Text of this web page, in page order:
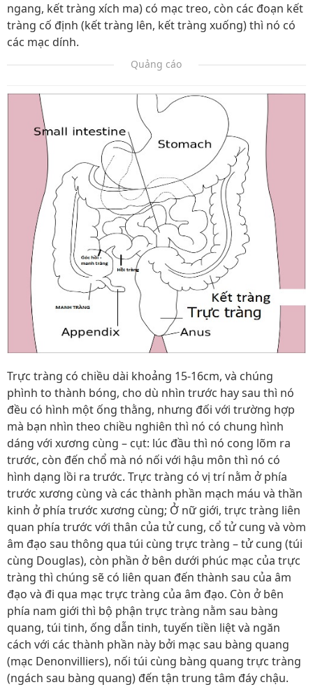
ngang, kết tràng xích ma) có mạc treo, còn các đoạn kết
tràng cố định (kết tràng lên, kết tràng xuống) thì nó có
các mạc dính.
Quảng cáo
Trực tràng có chiều dài khoảng 15-16cm, và chúng
phình to thành bóng, cho dù nhìn trước hay sau thì nó
đều có hình một ống thằng, nhưng đối với trường hợp
mà bạn nhìn theo chiều nghiên thì nó có chung hình
dáng với xương cùng – cụt: lúc đầu thì nó cong lõm ra
trước, còn đến chổ mà nó nối với hậu môn thì nó có
hình dạng lồi ra trước. Trực tràng có vị trí nằm ở phía
trước xương cùng và các thành phần mạch máu và thần
kinh ở phía trước xương cùng; Ở nữ giới, trực tràng liên
quan phía trước với thân của tử cung, cổ tử cung và vòm
âm đạo sau thông qua túi cùng trực tràng – tử cung (túi
cùng Douglas), còn phần ở bên dưới phúc mạc của trực
tràng thì chúng sẽ có liên quan đến thành sau của âm
đạo và đi qua mạc trực tràng của âm đạo. Còn ở bên
phía nam giới thì bộ phận trực tràng nằm sau bàng
quang, túi tinh, ống dẫn tinh, tuyến tiền liệt và ngăn
cách với các thành phần này bởi mạc sau bàng quang
(mạc Denonvilliers), nối túi cùng bàng quang trực tràng
(ngách sau bàng quang) đến tận trung tâm đáy chậu.